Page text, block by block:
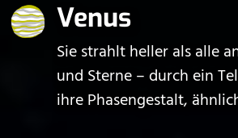
Venus
Sie strahlt heller als alle
und Sterne – durch ein
ihre Phasengestalt,